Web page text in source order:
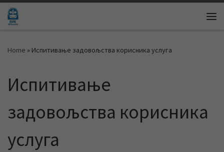
Skip to content
Home » Испитивање задовољства корисника услуга
Испитивање
задовољства корисника
услуга